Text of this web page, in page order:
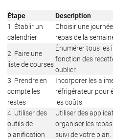
Étape
Description
1. Établir un
calendrier
Choisir une
repas de la
2. Faire une
liste de courses
Énumérer tous les
fonction des
oublier.
3. Prendre en
compte les
restes
Incorporer les
réfrigérateur pour
les coûts.
4. Utiliser des
outils de
planification
Utiliser des
organiser les
suivi de votre plan.